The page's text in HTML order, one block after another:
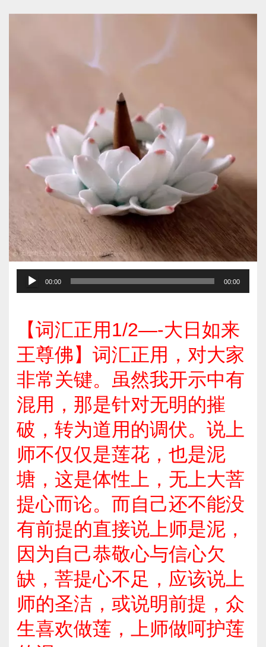
频
00:00 00:00
【词汇正用1/2—-大日如来
王尊佛】词汇正用，对大家
非常关键。虽然我开示中有
混用，那是针对无明的摧
破，转为道用的调伏。说上
师不仅仅是莲花，也是泥
塘，这是体性上，无上大菩
提心而论。而自己还不能没
有前提的直接说上师是泥，
因为自己恭敬心与信心欠
缺，菩提心不足，应该说上
师的圣洁，或说明前提，众
生喜欢做莲，上师做呵护莲